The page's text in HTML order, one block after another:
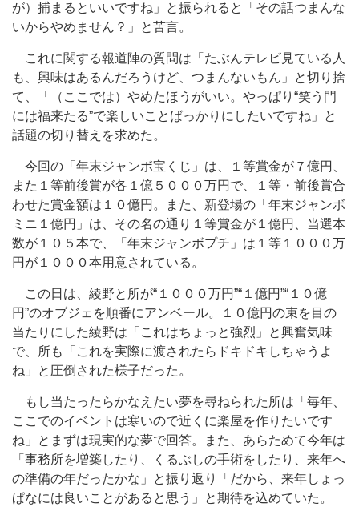
が）捕まるといいですね」と振られると「その話つまんな
いからやめません？」と苦言。
これに関する報道陣の質問は「たぶんテレビ見ている人
も、興味はあるんだろうけど、つまんないもん」と切り捨
て、「（ここでは）やめたほうがいい。やっぱり“笑う門
には福来たる”で楽しいことばっかりにしたいですね」と
話題の切り替えを求めた。
今回の「年末ジャンボ宝くじ」は、１等賞金が７億円、
また１等前後賞が各１億５０００万円で、１等・前後賞合
わせた賞金額は１０億円。また、新登場の「年末ジャンボ
ミニ１億円」は、その名の通り１等賞金が１億円、当選本
数が１０５本で、「年末ジャンボプチ」は１等１０００万
円が１０００本用意されている。
この日は、綾野と所が“１０００万円”“１億円”“１０億
円”のオブジェを順番にアンベール。１０億円の束を目の
当たりにした綾野は「これはちょっと強烈」と興奮気味
で、所も「これを実際に渡されたらドキドキしちゃうよ
ね」と圧倒された様子だった。
もし当たったらかなえたい夢を尋ねられた所は「毎年、
ここでのイベントは寒いので近くに楽屋を作りたいです
ね」とまずは現実的な夢で回答。また、あらためて今年は
「事務所を増築したり、くるぶしの手術をしたり、来年へ
の準備の年だったかな」と振り返り「だから、来年しょっ
ぱなには良いことがあると思う」と期待を込めていた。